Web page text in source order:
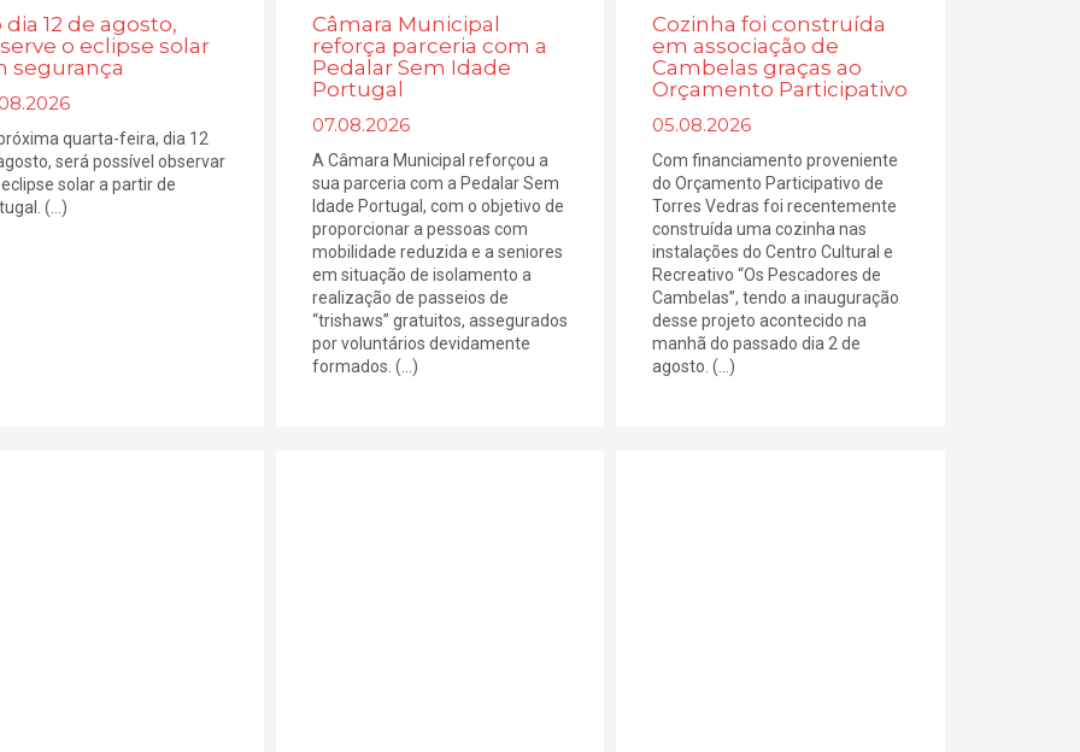
dia 12 de agosto,
o eclipse solar
segurança
quarta-feira, dia 12
será possível observar
solar a partir de
(...)
Câmara Municipal
reforça parceria com a
Pedalar Sem Idade
Portugal
07.08.2026
A Câmara Municipal reforçou a
sua parceria com a Pedalar Sem
Idade Portugal, com o objetivo de
proporcionar a pessoas com
mobilidade reduzida e a seniores
em situação de isolamento a
realização de passeios de
“trishaws” gratuitos, assegurados
por voluntários devidamente
formados. (...)
Cozinha foi construída
em associação de
Cambelas graças ao
Orçamento Participativo
05.08.2026
Com financiamento proveniente
do Orçamento Participativo de
Torres Vedras foi recentemente
construída uma cozinha nas
instalações do Centro Cultural e
Recreativo “Os Pescadores de
Cambelas”, tendo a inauguração
desse projeto acontecido na
manhã do passado dia 2 de
agosto. (...)